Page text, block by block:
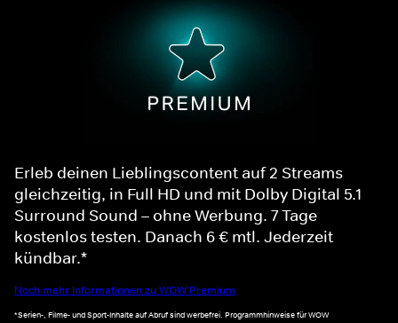
Erleb deinen Lieblingscontent auf 2 Streams
gleichzeitig, in Full HD und mit Dolby Digital 5.1
Surround Sound – ohne Werbung. 7 Tage
kostenlos testen. Danach 6 € mtl. Jederzeit
kündbar.*
Noch mehr Informationen zu WOW Premium
*Serien-, Filme- und Sport-Inhalte auf Abruf sind werbefrei. Programmhinweise für WOW